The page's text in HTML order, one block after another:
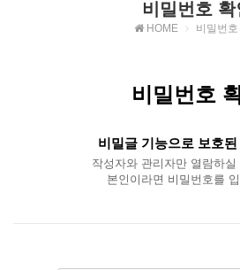
비밀번호 확
HOME 비밀번호
비밀번호
비밀글 기능으로 보호
작성자와 관리자만 열람하
본인이라면 비밀번호를